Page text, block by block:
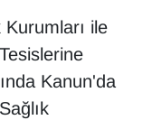
Kurumları ile
Kanun'da